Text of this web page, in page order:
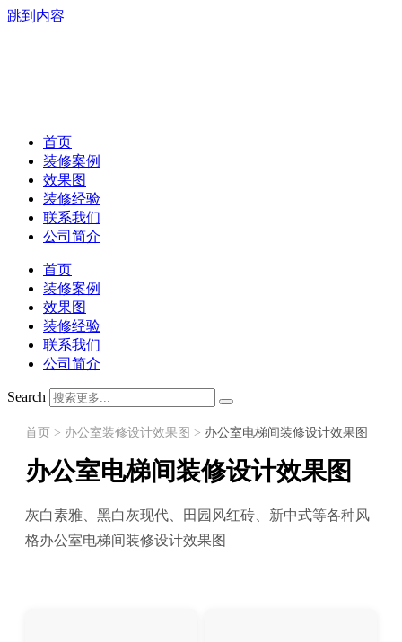
跳到内容
首页
装修案例
效果图
装修经验
联系我们
公司简介
首页
装修案例
效果图
装修经验
联系我们
公司简介
Search
首页 > 办公室装修设计效果图 > 办公室电梯间装修设计效果图
办公室电梯间装修设计效果图
灰白素雅、黑白灰现代、田园风红砖、新中式等各种风
格办公室电梯间装修设计效果图